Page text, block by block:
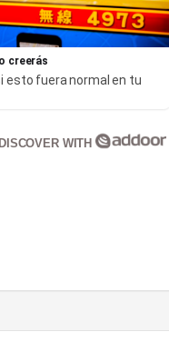
creerás
esto fuera normal en tu
DISCOVER WITH